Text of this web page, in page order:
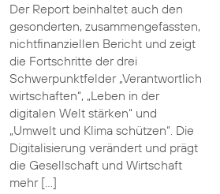
Der Report beinhaltet auch den
gesonderten, zusammengefassten,
nichtfinanziellen Bericht und zeigt
die Fortschritte der drei
Schwerpunktfelder „Verantwortlich
wirtschaften“, „Leben in der
digitalen Welt stärken“ und
„Umwelt und Klima schützen“. Die
Digitalisierung verändert und prägt
die Gesellschaft und Wirtschaft
mehr […]